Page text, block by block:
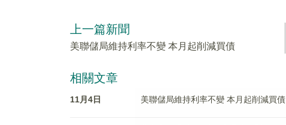
上一篇新聞
美聯儲局維持利率不變 本月起削減買債
相關文章
11月4日 美聯儲局維持利率不變 本月起削減買債